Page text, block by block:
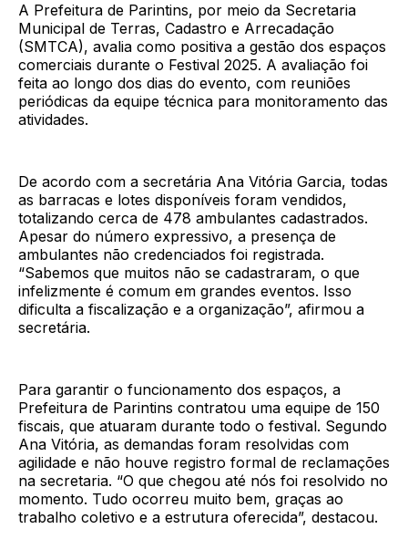
A Prefeitura de Parintins, por meio da Secretaria
Municipal de Terras, Cadastro e Arrecadação
(SMTCA), avalia como positiva a gestão dos espaços
comerciais durante o Festival 2025. A avaliação foi
feita ao longo dos dias do evento, com reuniões
periódicas da equipe técnica para monitoramento das
atividades.
De acordo com a secretária Ana Vitória Garcia, todas
as barracas e lotes disponíveis foram vendidos,
totalizando cerca de 478 ambulantes cadastrados.
Apesar do número expressivo, a presença de
ambulantes não credenciados foi registrada.
“Sabemos que muitos não se cadastraram, o que
infelizmente é comum em grandes eventos. Isso
dificulta a fiscalização e a organização”, afirmou a
secretária.
Para garantir o funcionamento dos espaços, a
Prefeitura de Parintins contratou uma equipe de 150
fiscais, que atuaram durante todo o festival. Segundo
Ana Vitória, as demandas foram resolvidas com
agilidade e não houve registro formal de reclamações
na secretaria. “O que chegou até nós foi resolvido no
momento. Tudo ocorreu muito bem, graças ao
trabalho coletivo e a estrutura oferecida”, destacou.